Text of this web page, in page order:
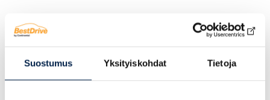
Suostumus Yksityiskohdat Tietoja